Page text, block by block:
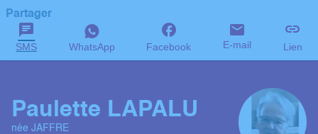
Partager
SMS WhatsApp Facebook E-mail Lien
Paulette LAPALU
née JAFFRE